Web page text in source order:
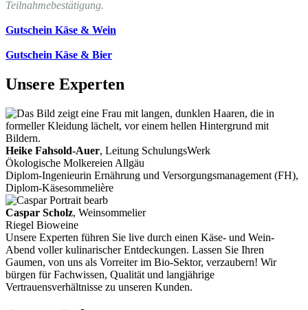
Teilnahmebestätigung.
Gutschein Käse & Wein
Gutschein Käse & Bier
Unsere Experten
Heike Fahsold-Auer, Leitung SchulungsWerk
Ökologische Molkereien Allgäu
Diplom-Ingenieurin Ernährung und Versorgungsmanagement (FH),
Diplom-Käsesommelière
Caspar Scholz, Weinsommelier
Riegel Bioweine
Unsere Experten führen Sie live durch einen Käse- und Wein-
Abend voller kulinarischer Entdeckungen. Lassen Sie Ihren
Gaumen, von uns als Vorreiter im Bio-Sektor, verzaubern! Wir
bürgen für Fachwissen, Qualität und langjährige
Vertrauensverhältnisse zu unseren Kunden.